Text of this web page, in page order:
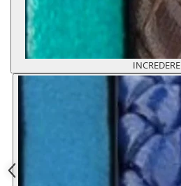
INCREDERE